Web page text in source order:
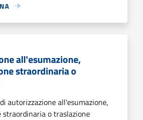
all'esumazione,
straordinaria o
autorizzazione all'esumazione,
o traslazione